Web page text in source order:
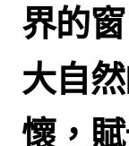
界的
大自
懷，